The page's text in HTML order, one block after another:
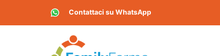
Contattaci su WhatsApp